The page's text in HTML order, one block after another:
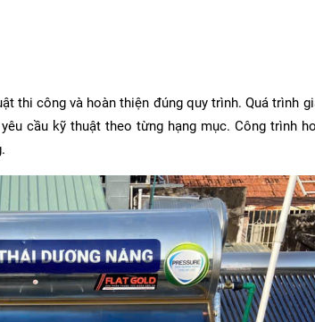
thi công và hoàn thiện đúng quy trình. Quá trình
cầu kỹ thuật theo từng hạng mục. Công trình